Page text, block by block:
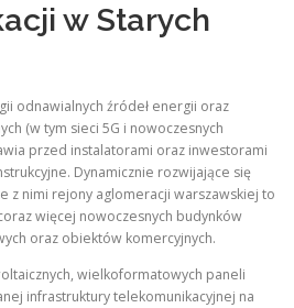
w Starych
odnawialnych źródeł energii oraz
(w tym sieci 5G i nowoczesnych
przed instalatorami oraz inwestorami
Dynamicznie rozwijające się
z nimi rejony aglomeracji warszawskiej to
więcej nowoczesnych budynków
oraz obiektów komercyjnych.
wielkoformatowych paneli
infrastruktury telekomunikacyjnej na